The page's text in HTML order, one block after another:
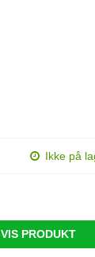
Ikke på
VIS PRODUKT